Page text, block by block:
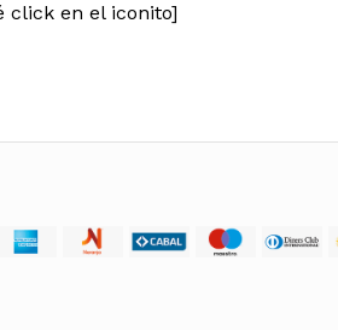
click en el iconito]